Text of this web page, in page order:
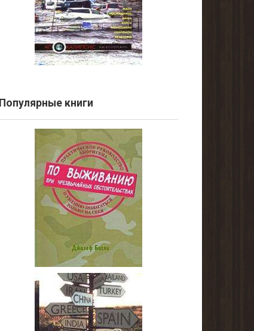
Популярные книги